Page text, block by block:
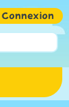
Connexion
passe